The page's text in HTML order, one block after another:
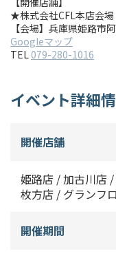
★株式会社CFL本店会場
【会場】兵庫県姫路市
Googleマップ
TEL 079-280-1016
イベント詳細
開催店舗
姫路店 / 加古川店
枚方店 / グランフ
開催期間